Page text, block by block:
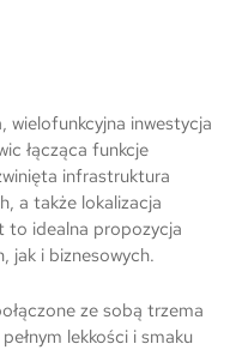
wielofunkcyjna inwestycja
łącząca funkcje
infrastruktura
a także lokalizacja
to idealna propozycja
jak i biznesowych.
ze sobą trzema
lekkości i smaku